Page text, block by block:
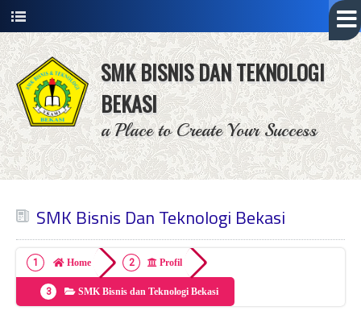
SMK BISNIS DAN TEKNOLOGI
BEKASI
a Place to Create Your Success
SMK Bisnis Dan Teknologi Bekasi
Home Profil
SMK Bisnis dan Teknologi Bekasi